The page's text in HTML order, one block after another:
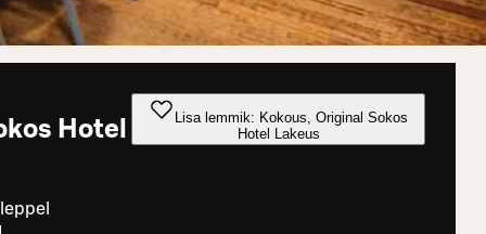
Hotel
Lisa lemmik: Kokous, Original Sokos
Hotel Lakeus